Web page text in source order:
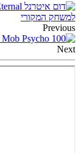
למשחק המקורי
Previous
Next